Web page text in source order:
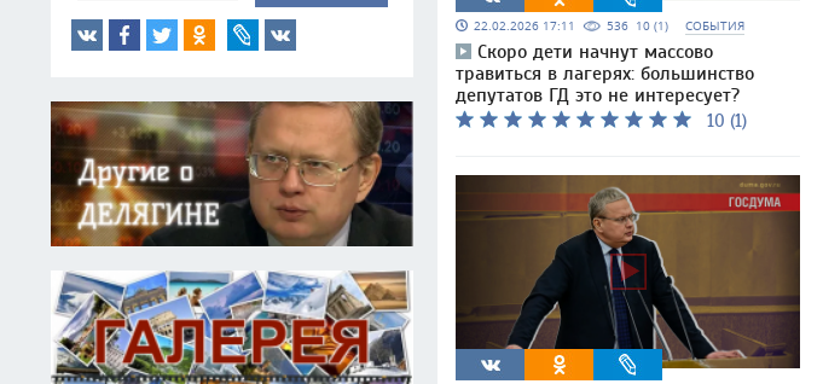
22.02.2026 17:11 536 10 (1) СОБЫТИЯ
Скоро дети начнут массово
травиться в лагерях: большинство
депутатов ГД это не интересует?
10 (1)